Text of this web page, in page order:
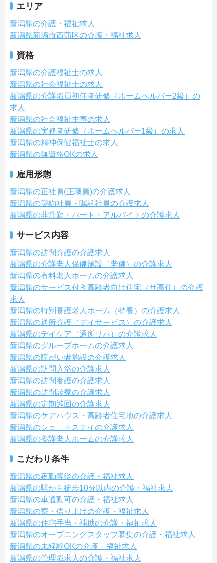
エリア
新潟県の介護・福祉求人
新潟県新潟市西蒲区の介護・福祉求人
資格
新潟県の介護福祉士の求人
新潟県の社会福祉士の求人
新潟県の介護職員初任者研修（ホームヘルパー2級）の
求人
新潟県の社会福祉主事の求人
新潟県の実務者研修（ホームヘルパー1級）の求人
新潟県の精神保健福祉士の求人
新潟県の無資格OKの求人
雇用形態
新潟県の正社員(正職員)の介護求人
新潟県の契約社員・嘱託社員の介護求人
新潟県の非常勤・パート・アルバイトの介護求人
サービス内容
新潟県の訪問介護の介護求人
新潟県の介護老人保健施設（老健）の介護求人
新潟県の有料老人ホームの介護求人
新潟県のサービス付き高齢者向け住宅（サ高住）の介護
求人
新潟県の特別養護老人ホーム（特養）の介護求人
新潟県の通所介護（デイサービス）の介護求人
新潟県のデイケア（通所リハ）の介護求人
新潟県のグループホームの介護求人
新潟県の障がい者施設の介護求人
新潟県の訪問入浴の介護求人
新潟県の訪問看護の介護求人
新潟県の訪問診療の介護求人
新潟県の定期巡回の介護求人
新潟県のケアハウス・高齢者住宅地の介護求人
新潟県のショートステイの介護求人
新潟県の養護老人ホームの介護求人
こだわり条件
新潟県の夜勤専従の介護・福祉求人
新潟県の駅から徒歩10分以内の介護・福祉求人
新潟県の車通勤可の介護・福祉求人
新潟県の寮・借り上げの介護・福祉求人
新潟県の住宅手当・補助の介護・福祉求人
新潟県のオープニングスタッフ募集の介護・福祉求人
新潟県の未経験OKの介護・福祉求人
新潟県の管理職求人の介護・福祉求人